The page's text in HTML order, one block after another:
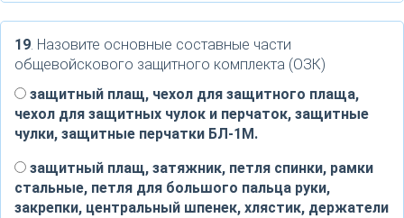
19. Назовите основные составные части
общевойскового защитного комплекта (ОЗК)
защитный плащ, чехол для защитного плаща,
чехол для защитных чулок и перчаток, защитные
чулки, защитные перчатки БЛ-1М.
защитный плащ, затяжник, петля спинки, рамки
стальные, петля для большого пальца руки,
закрепки, центральный шпенек, хлястик, держатели